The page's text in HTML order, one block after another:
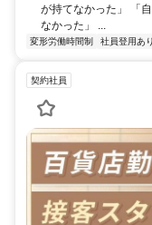
が持てなかった」 「
なかった」 ...
変形労働時間制 社員登用あり
契約社員